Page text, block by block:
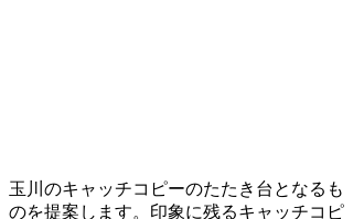
玉川のキャッチコピーのたたき台となるも
のを提案します。印象に残るキャッチコピ